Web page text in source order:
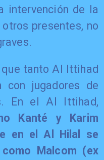
intervención de la
presentes, no
tanto Al Ittihad
jugadores de
En el Al Ittihad,
Kanté y Karim
en el Al Hilal se
Malcom (ex